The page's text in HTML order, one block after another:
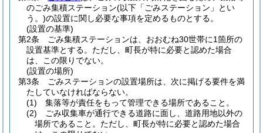
のごみ集積ステーション(以下「ごみステーション」とい
う。)の設置に関し必要な事項を定めるものとする。
(設置の基準)
第2条
ごみ集積ステーションは、おおむね30世帯に1箇所の
設置基準とする。 ただし、町長が特に必要と認めた場合
は、この限りでない。
(設置の場所)
第3条
ごみステーションの設置場所は、次に掲げる要件を満
たしていなければならない。
(1)
集落等が責任をもって管理できる場所であること。
(2)
ごみ収集車が通行できる道路に面し、道路用地以外の
場所であること。 ただし、町長が特に必要と認めた場合